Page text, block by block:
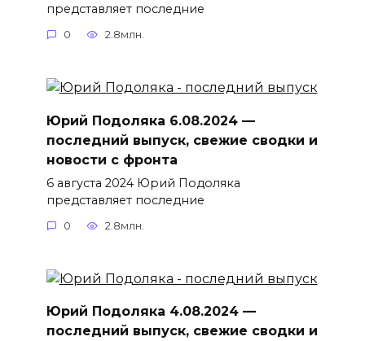
представляет последние
0 2.8млн.
Юрий Подоляка 6.08.2024 —
последний выпуск, свежие сводки и
новости с фронта
6 августа 2024 Юрий Подоляка
представляет последние
0 2.8млн.
Юрий Подоляка 4.08.2024 —
последний выпуск, свежие сводки и